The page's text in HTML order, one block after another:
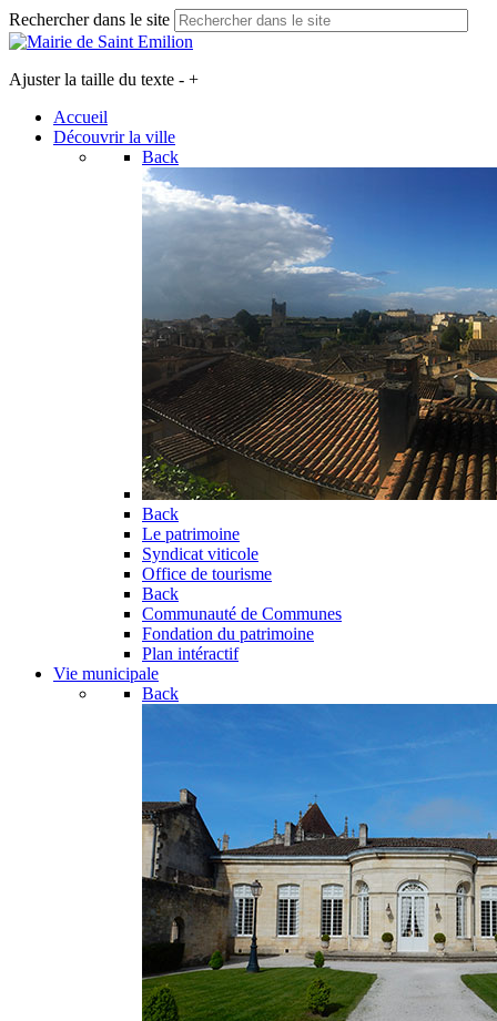
Rechercher dans le site
Ajuster la taille du texte - +
Accueil
Découvrir la ville
Back
Back
Le patrimoine
Syndicat viticole
Office de tourisme
Back
Communauté de Communes
Fondation du patrimoine
Plan intéractif
Vie municipale
Back